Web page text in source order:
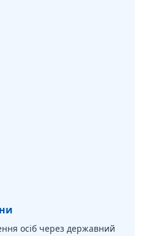
осіб через державний